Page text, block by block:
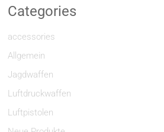
Categories
accessories
Allgemein
Jagdwaffen
Luftdruckwaffen
Luftpistolen